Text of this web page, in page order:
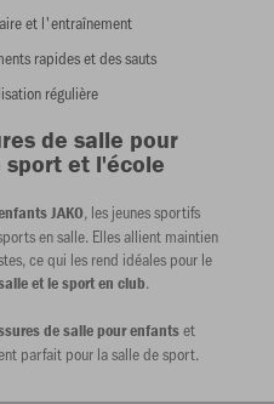
et l'entraînement
rapides et des sauts
régulière
de salle pour
sport et l'école
JAKO, les jeunes sportifs
en salle. Elles allient maintien
ce qui les rend idéales pour le
et le sport en club.
de salle pour enfantset
parfait pour la salle de sport.